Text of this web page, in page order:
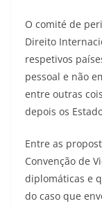
O comité de
Direito
respetivos
pessoal e não
entre outras
depois os
Entre as
Convenção de
diplomáticas e
do caso que